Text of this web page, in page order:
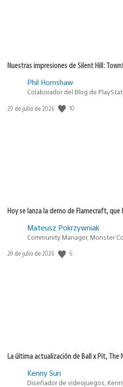
Nuestras impresiones de Silent Hill:
Phil Hornshaw
Colaborador del Blog de
Fecha
29 de julio de 2026 10
Hoy se lanza la demo de Flamecraft, que
Mateusz Pokrzywniak
Community Manager, Monster
Fecha
28 de julio de 2026 6
La última actualización de Ball x Pit,
Kenny Sun
Diseñador de videojuegos,